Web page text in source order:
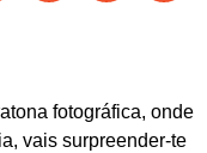
fotográfica, onde
vais surpreender-te